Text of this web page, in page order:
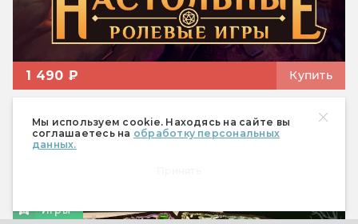
Мы используем cookie. Находясь на сайте вы
соглашаетесь на обработку персональных
данных.
1 490 ₽ Купить
Статьи
Игры